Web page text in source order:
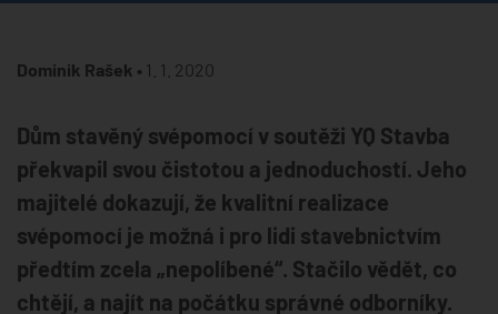
Dominik Rašek • 1. 1. 2020
Dům stavěný svépomocí v soutěži YQ Stavba
překvapil svou čistotou a jednoduchostí. Jeho
majitelé dokazují, že kvalitní realizace
svépomocí je možná i pro lidi stavebnictvím
předtím zcela „nepolíbené“. Stačilo vědět, co
chtějí, a najít na počátku správné odborníky.